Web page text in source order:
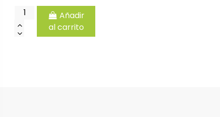
Añadir
al carrito